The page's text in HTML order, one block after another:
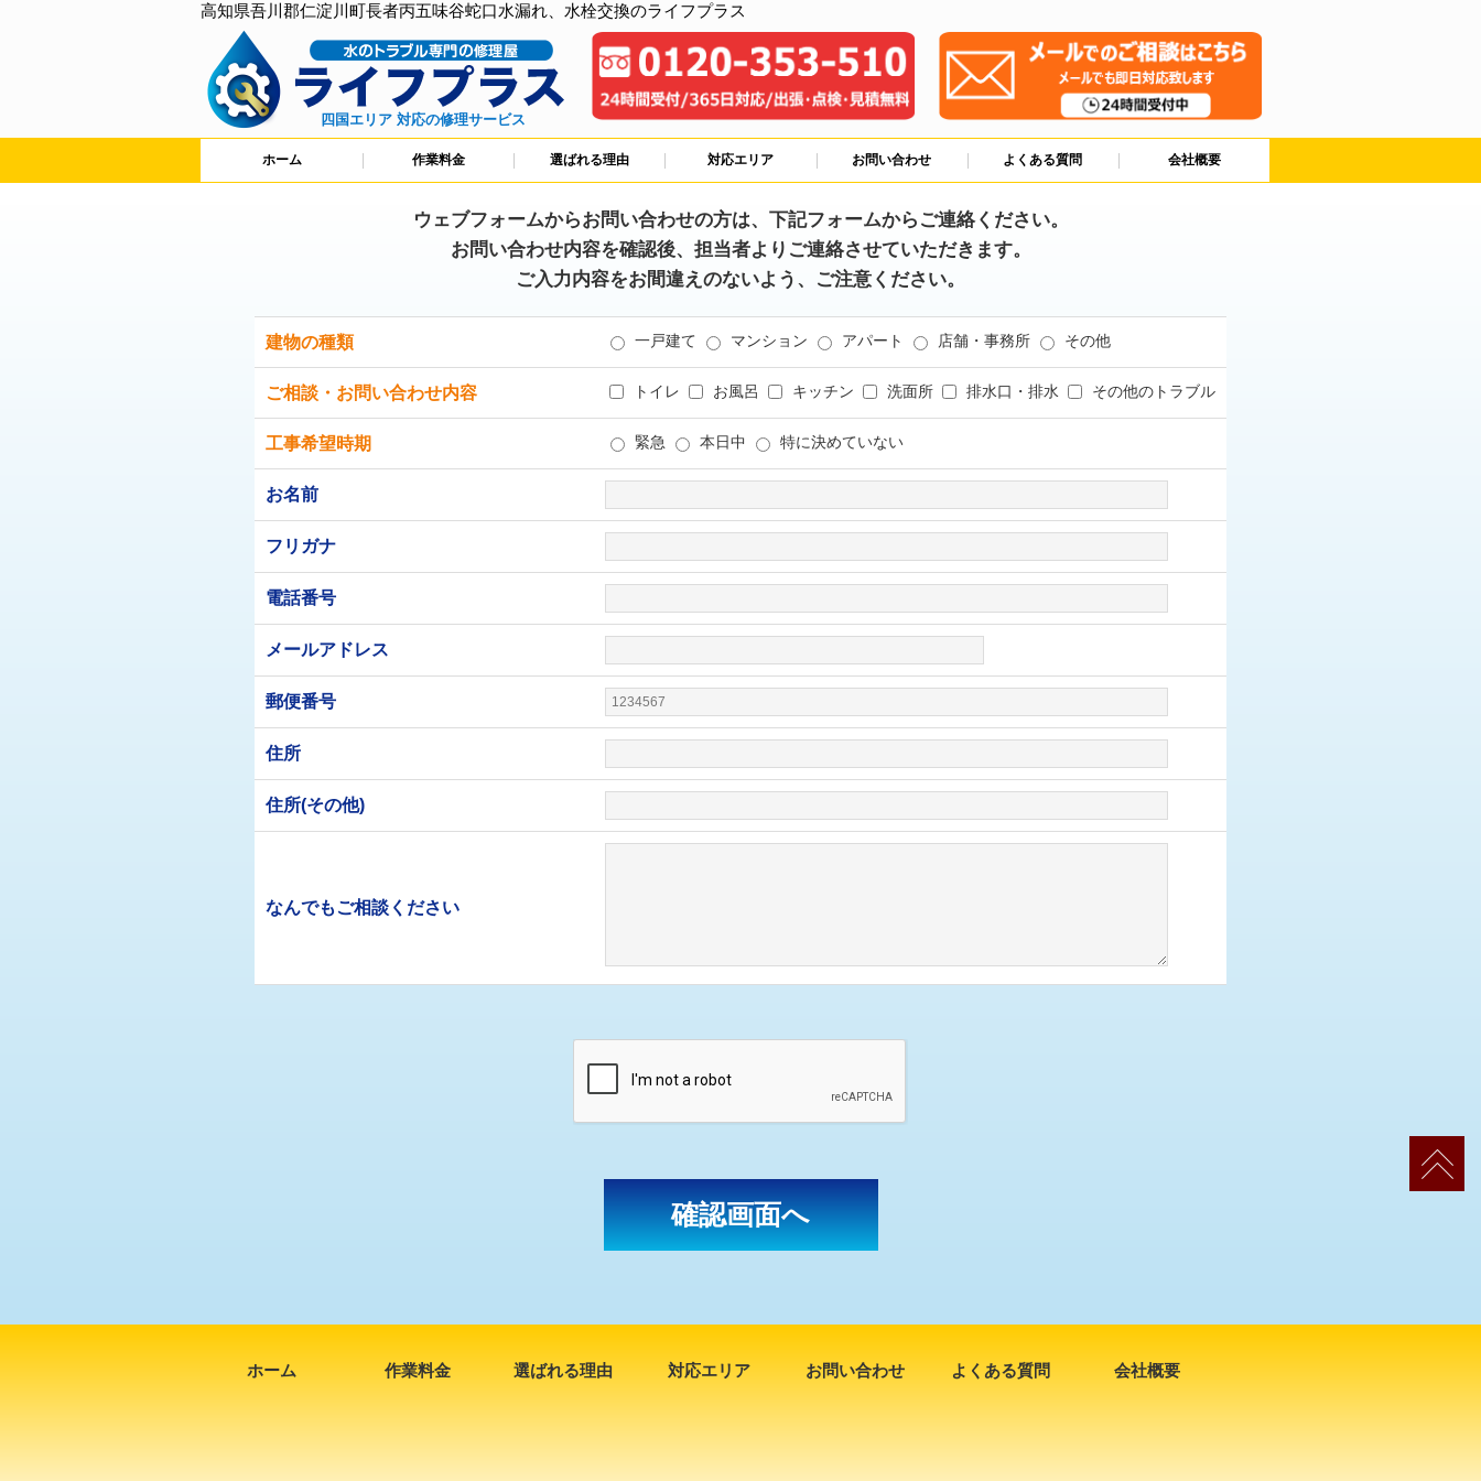
高知県吾川郡仁淀川町長者丙五味谷蛇口水漏れ、水栓交換のライフプラス
四国エリア 対応の修理サービス
ホーム 作業料金 選ばれる理由 対応エリア お問い合わせ よくある質問 会社概要
ウェブフォームからお問い合わせの方は、下記フォームからご連絡ください。
お問い合わせ内容を確認後、担当者よりご連絡させていただきます。
ご入力内容をお間違えのないよう、ご注意ください。
建物の種類 一戸建て マンション アパート 店舗・事務所 その他
ご相談・お問い合わせ内容 トイレ お風呂 キッチン 洗面所 排水口・排水 その他のトラブル
工事希望時期 緊急 本日中 特に決めていない
お名前
フリガナ
電話番号
メールアドレス
郵便番号
住所
住所(その他)
なんでもご相談ください
ホーム 作業料金 選ばれる理由 対応エリア お問い合わせ よくある質問 会社概要